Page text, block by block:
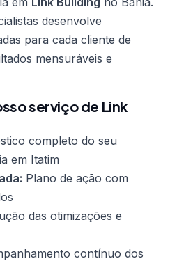
desenvolve
para cada cliente de
mensuráveis e
serviço de Link
completo do seu
em Itatim
Plano de ação com
das otimizações e
contínuo dos